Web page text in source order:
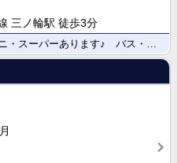
三ノ輪駅 徒歩3分